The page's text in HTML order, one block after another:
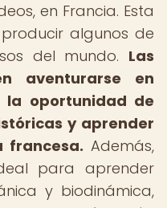
en Francia. Esta
algunos de
del mundo. Las
aventurarse en
la oportunidad de
y aprender
francesa. Además,
para aprender
y biodinámica,